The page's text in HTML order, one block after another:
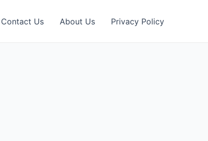
Contact Us About Us Privacy Policy